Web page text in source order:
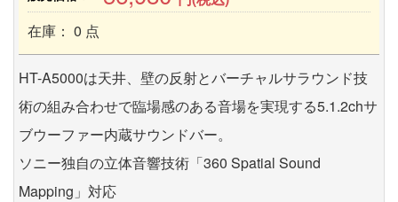
在庫： 0 点
HT-A5000は天井、壁の反射とバーチャルサラウンド技
術の組み合わせで臨場感のある音場を実現する5.1.2chサ
ブウーファー内蔵サウンドバー。
ソニー独自の立体音響技術「360 Spatial Sound
Mapping」対応